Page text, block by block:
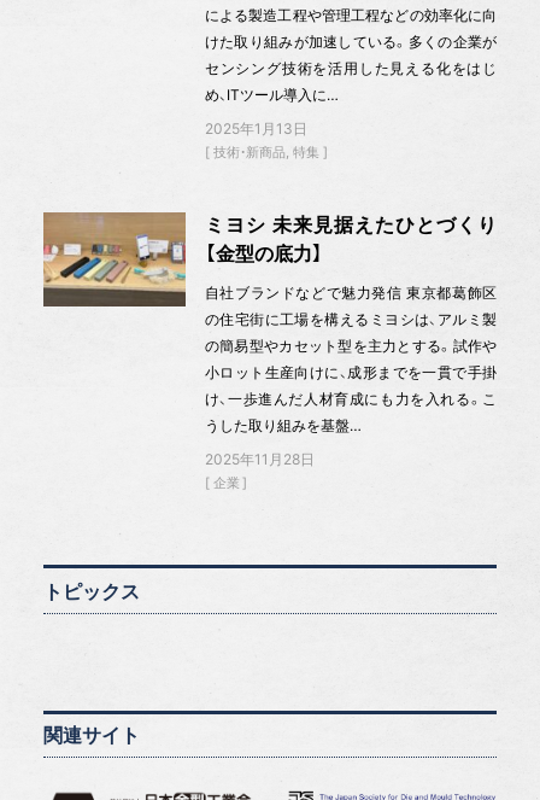
による製造工程や管理工程などの効率化に向
けた取り組みが加速している。多くの企業が
センシング技術を活用した見える化をはじ
め、ITツール導入に…
2025年1月13日
技術・新商品 特集
ミヨシ 未来見据えたひとづくり
【金型の底力】
自社ブランドなどで魅力発信 東京都葛飾区
の住宅街に工場を構えるミヨシは、アルミ製
の簡易型やカセット型を主力とする。試作や
小ロット生産向けに、成形までを一貫で手掛
け、一歩進んだ人材育成にも力を入れる。こ
うした取り組みを基盤…
2025年11月28日
企業
トピックス
関連サイト